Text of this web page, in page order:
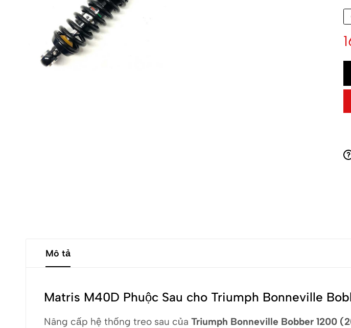
Mô tả
Matris M40D Phuộc Sau cho Triumph Bonneville
Nâng cấp hệ thống treo sau của Triumph Bonneville Bobber 1200